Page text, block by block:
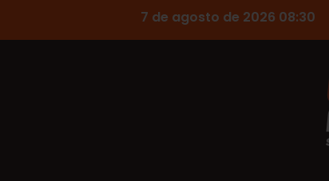
7 de agosto de 2026 08:30